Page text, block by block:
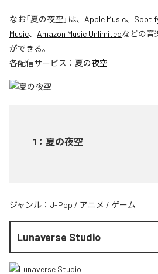
なお「夏の夜空 」は、 Apple Music、
Music、 Amazon Music Unlimitedなどの音
ができる。
各配信サービス： 夏の夜空
1 ： 夏の夜空
ジャンル： J-Pop / アニメ / ゲーム
Lunaverse Studio